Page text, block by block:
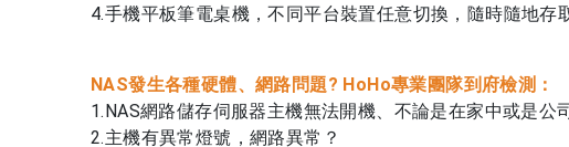
4.手機平板筆電桌機，不同平台裝置任意切換，隨時隨地存
NAS發生各種硬體、網路問題? HoHo專業團隊到府檢測：
1.NAS網路儲存伺服器主機無法開機、不論是在家中或是公
2.主機有異常燈號，網路異常？